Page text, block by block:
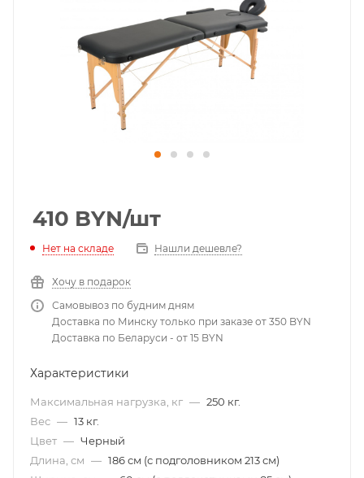
410 BYN/шт
Нет на складе Нашли дешевле?
Хочу в подарок
Самовывоз по будним дням
Доставка по Минску только при заказе от 350 BYN
Доставка по Беларуси - от 15 BYN
Характеристики
Максимальная нагрузка, кг — 250 кг.
Вес — 13 кг.
Цвет — Черный
Длина, см — 186 см (с подголовником 213 см)